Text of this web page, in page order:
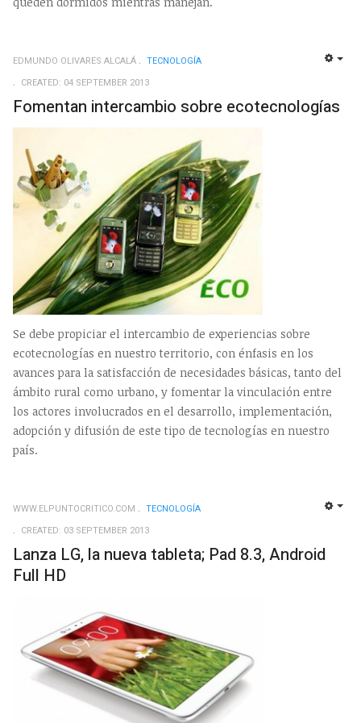
EDMUNDO OLIVARES ALCALÁ
TECNOLOGÍ­A
CREATED: 04 SEPTEMBER 2013
Fomentan intercambio sobre ecotecnologías
Se debe propiciar el intercambio de experiencias sobre
ecotecnologías en nuestro territorio, con énfasis en los
avances para la satisfacción de necesidades básicas, tanto del
ámbito rural como urbano, y fomentar la vinculación entre
los actores involucrados en el desarrollo, implementación,
adopción y difusión de este tipo de tecnologías en nuestro
país.
WWW.ELPUNTOCRITICO.COM
TECNOLOGÍ­A
CREATED: 03 SEPTEMBER 2013
Lanza LG, la nueva tableta; Pad 8.3, Android
Full HD